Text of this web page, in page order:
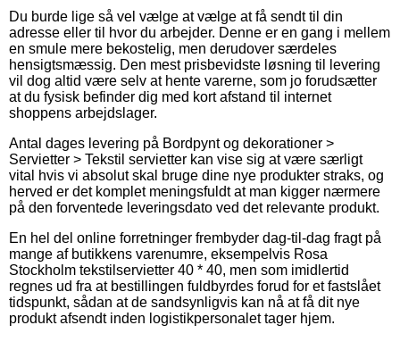
Du burde lige så vel vælge at vælge at få sendt til din
adresse eller til hvor du arbejder. Denne er en gang i mellem
en smule mere bekostelig, men derudover særdeles
hensigtsmæssig. Den mest prisbevidste løsning til levering
vil dog altid være selv at hente varerne, som jo forudsætter
at du fysisk befinder dig med kort afstand til internet
shoppens arbejdslager.
Antal dages levering på Bordpynt og dekorationer >
Servietter > Tekstil servietter kan vise sig at være særligt
vital hvis vi absolut skal bruge dine nye produkter straks, og
herved er det komplet meningsfuldt at man kigger nærmere
på den forventede leveringsdato ved det relevante produkt.
En hel del online forretninger frembyder dag-til-dag fragt på
mange af butikkens varenumre, eksempelvis Rosa
Stockholm tekstilservietter 40 * 40, men som imidlertid
regnes ud fra at bestillingen fuldbyrdes forud for et fastslået
tidspunkt, sådan at de sandsynligvis kan nå at få dit nye
produkt afsendt inden logistikpersonalet tager hjem.